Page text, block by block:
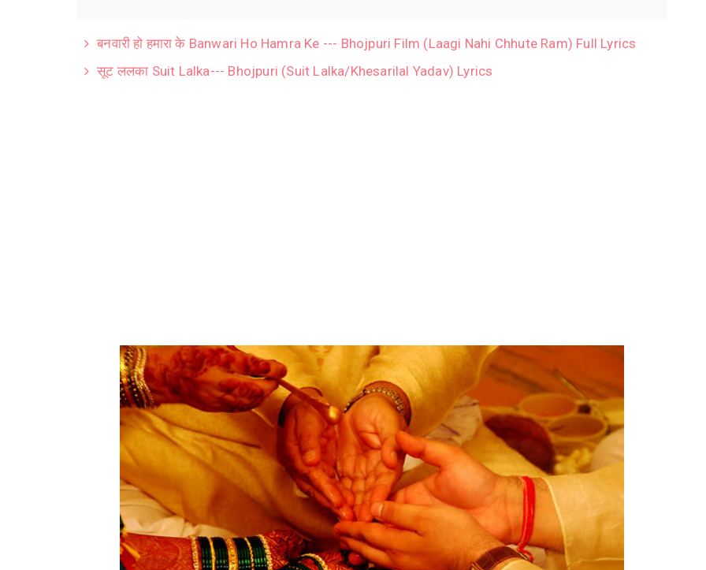
बनवारी हो हमारा के Banwari Ho Hamra Ke --- Bhojpuri Film (Laagi Nahi Chhute Ram) Full Lyrics
सूट ललका Suit Lalka--- Bhojpuri (Suit Lalka/Khesarilal Yadav) Lyrics